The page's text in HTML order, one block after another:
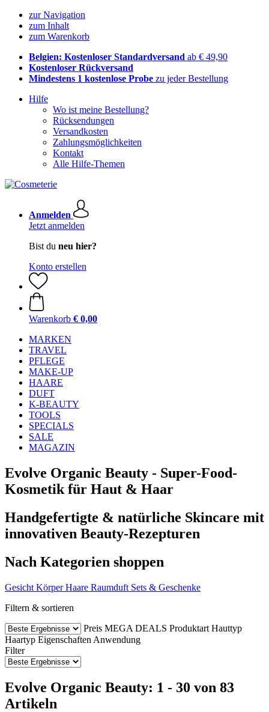
zur Navigation
zum Inhalt
zum Warenkorb
Belgien: Kostenloser Standardversand ab € 49,90
Kostenloser Rückversand
Mindestens 1 kostenlose Probe zu jeder Bestellung
Hilfe
Wo ist meine Bestellung?
Rücksendungen
Versandkosten
Zahlungsmöglichkeiten
Kontakt
Alle Hilfe-Themen
Anmelden
Jetzt anmelden
Bist du neu hier?
Konto erstellen
Warenkorb € 0,00
MARKEN
TRAVEL
PFLEGE
MAKE-UP
HAARE
DUFT
K-BEAUTY
TOOLS
SPECIALS
SALE
MAGAZIN
Evolve Organic Beauty - Super-Food-
Kosmetik für Haut & Haar
Handgefertigte & natürliche Skincare mit
innovativen Beauty-Rezepturen
Nach Kategorien shoppen
Gesicht Körper Haare Raumduft Sets & Geschenke
Filtern & sortieren
Preis MEGA DEALS Produktart Hauttyp
Haartyp Eigenschaften Anwendung
Filter
Evolve Organic Beauty: 1 - 30 von 83
Artikeln